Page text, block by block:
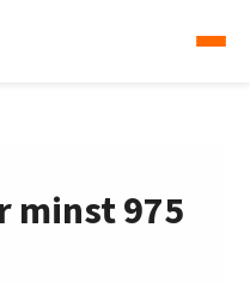
minst 975